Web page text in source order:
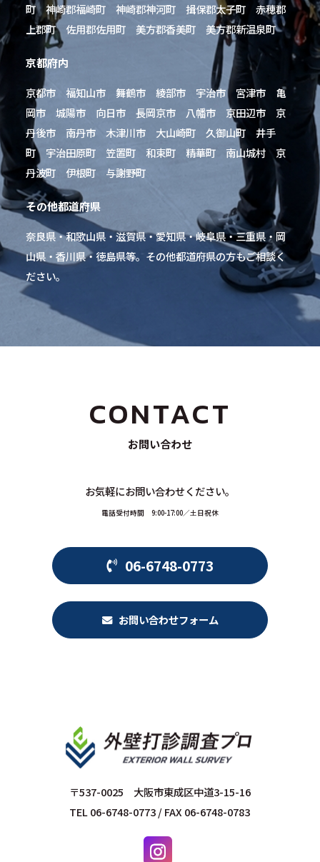
町 神崎郡福崎町 神崎郡神河町 揖保郡太子町 赤穂郡
上郡町 佐用郡佐用町 美方郡香美町 美方郡新温泉町
京都府内
京都市 福知山市 舞鶴市 綾部市 宇治市 宮津市 亀
岡市 城陽市 向日市 長岡京市 八幡市 京田辺市 京
丹後市 南丹市 木津川市 大山崎町 久御山町 井手
町 宇治田原町 笠置町 和束町 精華町 南山城村 京
丹波町 伊根町 与謝野町
その他都道府県
奈良県・和歌山県・滋賀県・愛知県・岐阜県・三重県・岡
山県・香川県・徳島県等。その他都道府県の方もご相談く
ださい。
CONTACT
お問い合わせ
お気軽にお問い合わせください。
電話受付時間 9:00-17:00／土日祝休
06-6748-0773
お問い合わせフォーム
〒537-0025 大阪市東成区中道3-15-16
TEL 06-6748-0773 / FAX 06-6748-0783